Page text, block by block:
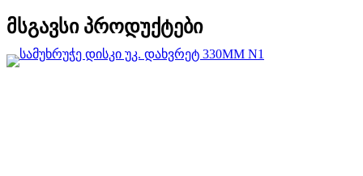
მსგავსი პროდუქტები